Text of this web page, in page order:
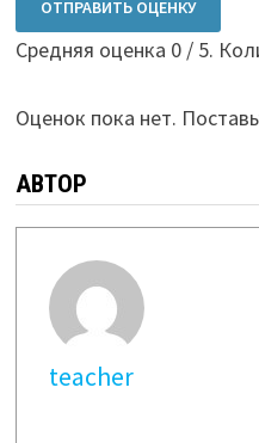
ОТПРАВИТЬ ОЦЕНКУ
Средняя оценка 0/ 5.
Оценок пока нет.
АВТОР
teacher